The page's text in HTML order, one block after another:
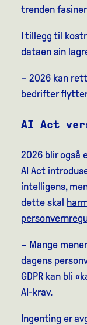
trenden
I tillegg til
dataen sin
– 2026 kan
bedrifter
AI Act
2026 blir også
AI Act
intelligens,
dette skal
– Mange
dagens
GDPR kan bli
AI-krav.
Ingenting er